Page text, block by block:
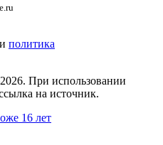
и политика
При использовании
на источник.
16 лет